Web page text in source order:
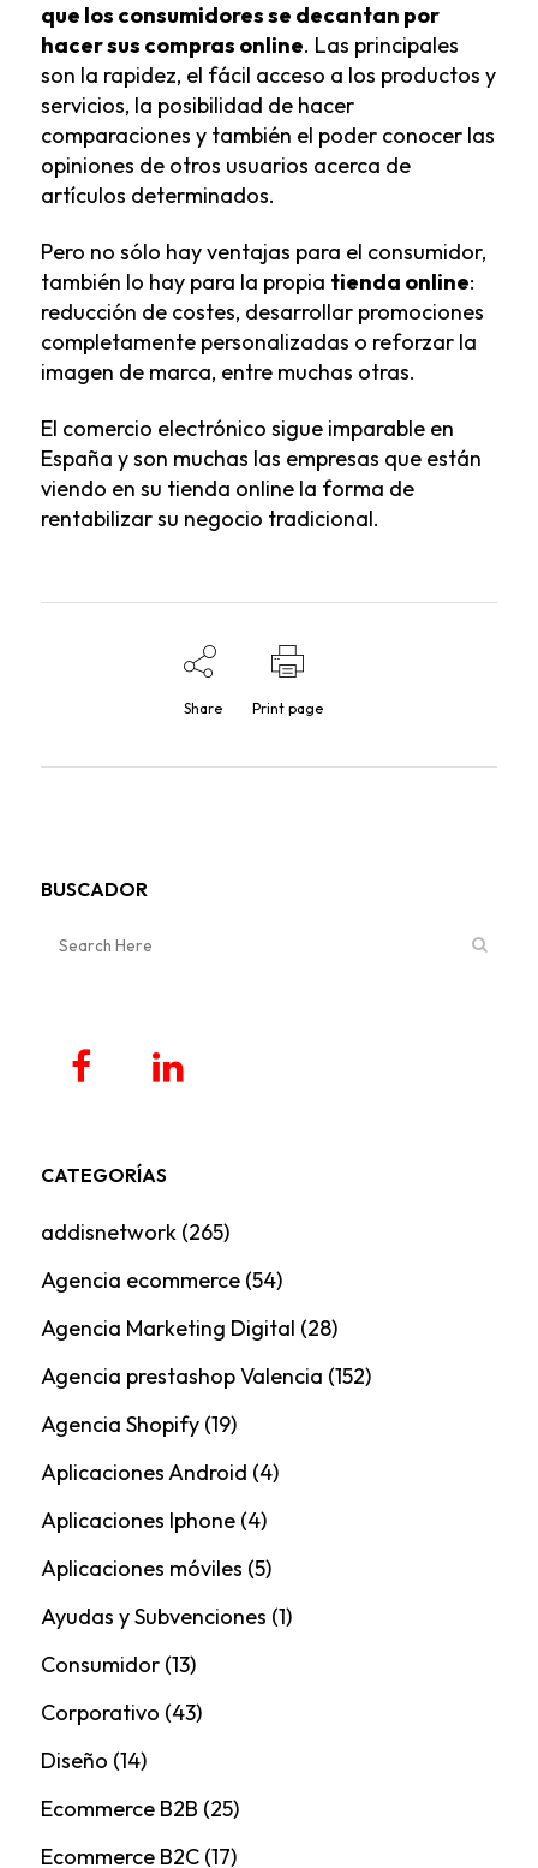
que los consumidores se decantan por
hacer sus compras online. Las principales
son la rapidez, el fácil acceso a los productos y
servicios, la posibilidad de hacer
comparaciones y también el poder conocer las
opiniones de otros usuarios acerca de
artículos determinados.
Pero no sólo hay ventajas para el consumidor,
también lo hay para la propia tienda online:
reducción de costes, desarrollar promociones
completamente personalizadas o reforzar la
imagen de marca, entre muchas otras.
El comercio electrónico sigue imparable en
España y son muchas las empresas que están
viendo en su tienda online la forma de
rentabilizar su negocio tradicional.
Share Print page
BUSCADOR
CATEGORÍAS
addisnetwork(265)
Agencia ecommerce(54)
Agencia Marketing Digital (28)
Agencia prestashop Valencia (152)
Agencia Shopify(19)
Aplicaciones Android (4)
Aplicaciones Iphone(4)
Aplicaciones móviles (5)
Ayudas y Subvenciones (1)
Consumidor(13)
Corporativo (43)
Diseño (14)
Ecommerce B2B (25)
Ecommerce B2C(17)